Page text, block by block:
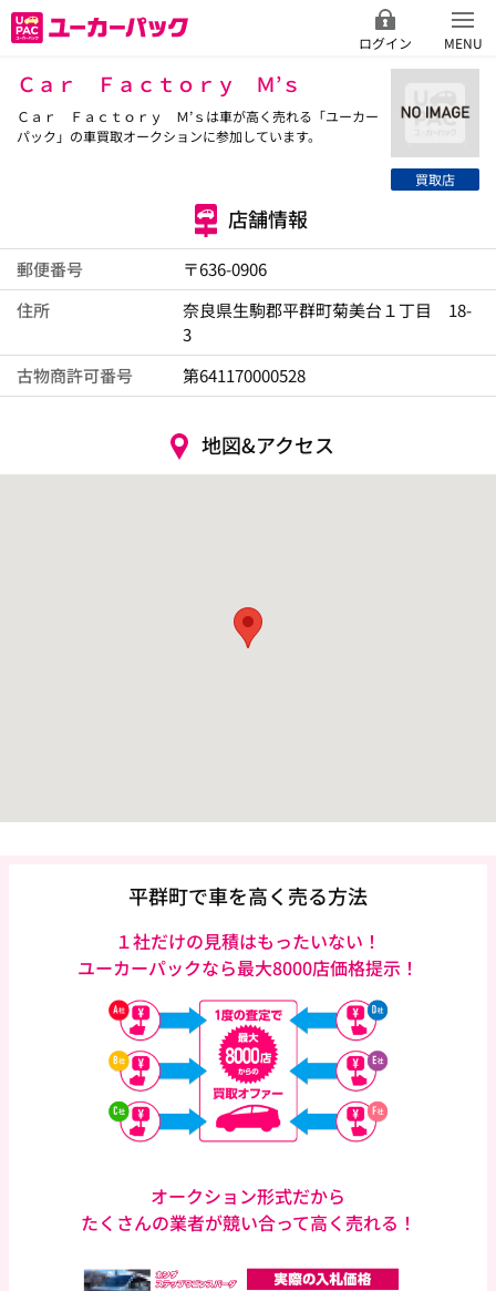
ログイン MENU
Ｃａｒ Ｆａｃｔｏｒｙ Ｍ’ｓ
Ｃａｒ Ｆａｃｔｏｒｙ Ｍ’ｓは車が高く売れる「ユーカー
パック」の車買取オークションに参加しています。
買取店
店舗情報
郵便番号
〒636-0906
住所
奈良県生駒郡平群町菊美台１丁目 18-
3
古物商許可番号
第641170000528
地図&アクセス
平群町で車を高く売る方法
１社だけの見積はもったいない！
ユーカーパックなら最大8000店価格提示！
オークション形式だから
たくさんの業者が競い合って高く売れる！